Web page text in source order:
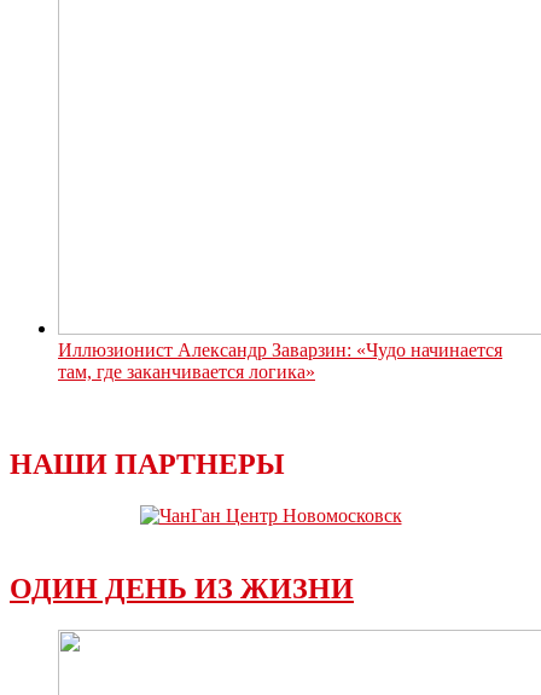
Иллюзионист Александр Заварзин: «Чудо начинается
там, где заканчивается логика»
НАШИ ПАРТНЕРЫ
ОДИН ДЕНЬ ИЗ ЖИЗНИ